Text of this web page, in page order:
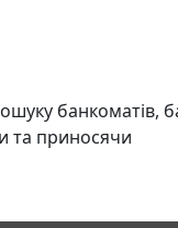
банкоматів,
та приносячи